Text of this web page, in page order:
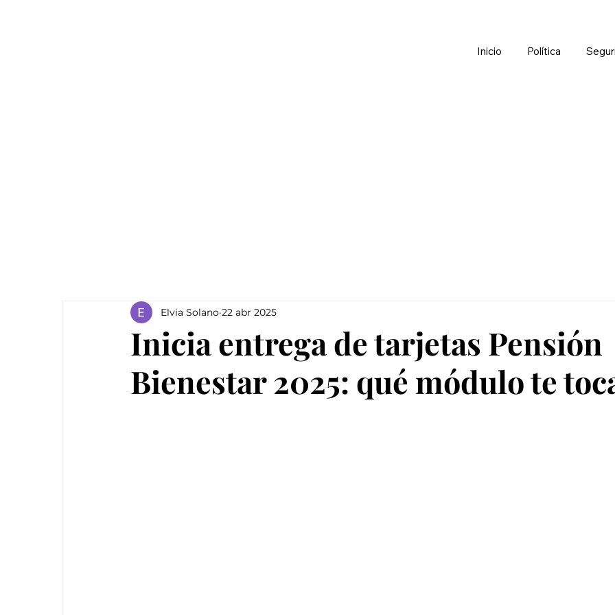
Inicio Política
Inicia entrega de tarjetas Pensión
Bienestar 2025: qué módulo te
Elvia Solano 22 abr 2025